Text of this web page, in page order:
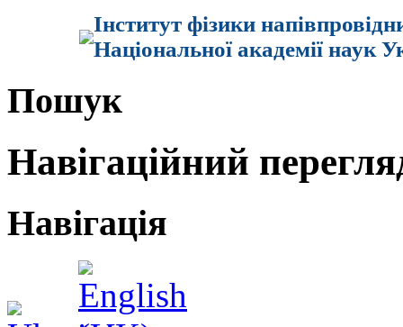
Інститут фізики
Національної академії наук
Пошук
Навігаційний
Навігація